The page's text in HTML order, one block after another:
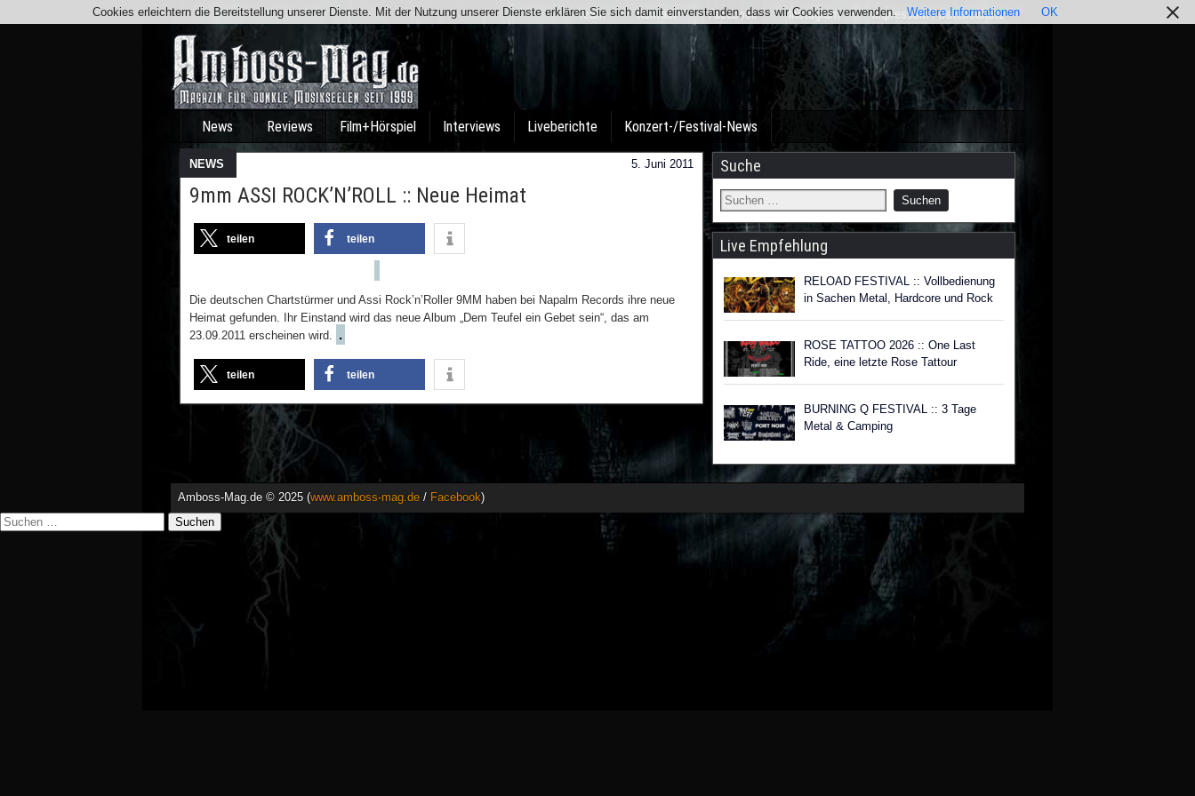
Team Kontakt Facebook Instagram Impressum / Datenschutz
News Reviews Film+Hörspiel Interviews Liveberichte Konzert-/Festival-News
NEWS 5. Juni 2011
9mm ASSI ROCK’N’ROLL :: Neue Heimat
teilen teilen
Die deutschen Chartstürmer und Assi Rock’n’Roller 9MM haben bei Napalm Records ihre neue
Heimat gefunden. Ihr Einstand wird das neue Album „Dem Teufel ein Gebet sein“, das am
23.09.2011 erscheinen wird. .
teilen teilen
Suche
Live Empfehlung
RELOAD FESTIVAL :: Vollbedienung
in Sachen Metal, Hardcore und Rock
ROSE TATTOO 2026 :: One Last
Ride, eine letzte Rose Tattour
BURNING Q FESTIVAL :: 3 Tage
Metal & Camping
Amboss-Mag.de © 2025 (www.amboss-mag.de / Facebook)
Cookies erleichtern die Bereitstellung unserer Dienste. Mit der Nutzung unserer Dienste erklären Sie sich damit einverstanden, dass wir Cookies verwenden. Weitere Informationen OK